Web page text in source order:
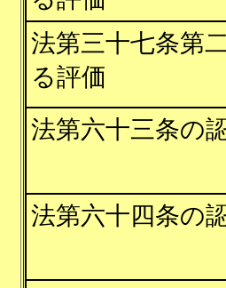
法第三十七条第
る評価
法第六十三条の
法第六十四条の